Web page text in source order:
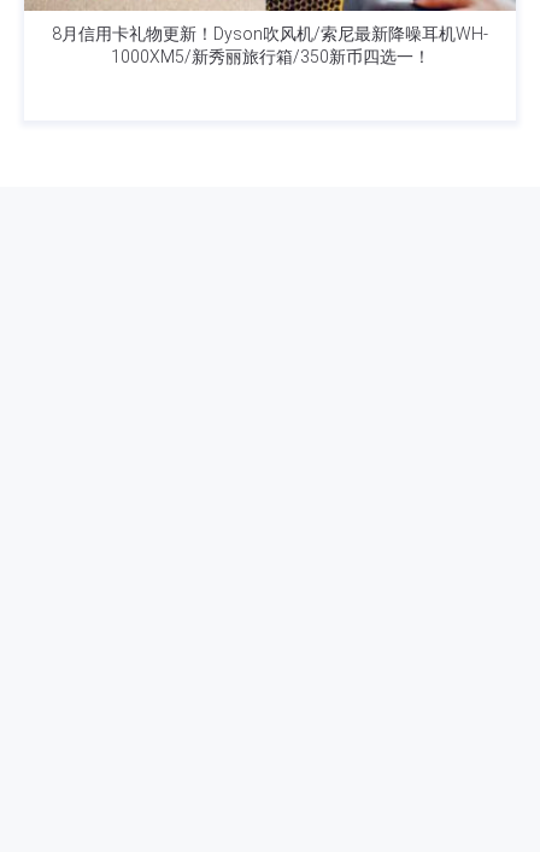
8月信用卡礼物更新！Dyson吹风机/索尼最新降噪耳机WH-
1000XM5/新秀丽旅行箱/350新币四选一！